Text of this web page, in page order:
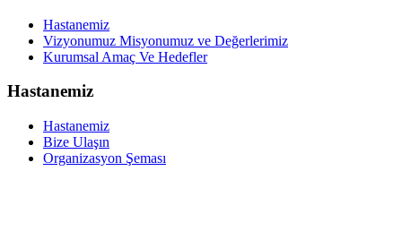
Hastanemiz
Vizyonumuz Misyonumuz ve Değerlerimiz
Kurumsal Amaç Ve Hedefler
Hastanemiz
Hastanemiz
Bize Ulaşın
Organizasyon Şeması